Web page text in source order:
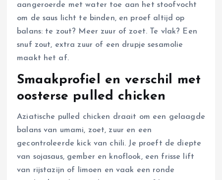
aangeroerde met water toe aan het stoofvocht
om de saus licht te binden, en proef altijd op
balans: te zout? Meer zuur of zoet. Te vlak? Een
snuf zout, extra zuur of een drupje sesamolie
maakt het af.
Smaakprofiel en verschil met
oosterse pulled chicken
Aziatische pulled chicken draait om een gelaagde
balans van umami, zoet, zuur en een
gecontroleerde kick van chili. Je proeft de diepte
van sojasaus, gember en knoflook, een frisse lift
van rijstazijn of limoen en vaak een ronde